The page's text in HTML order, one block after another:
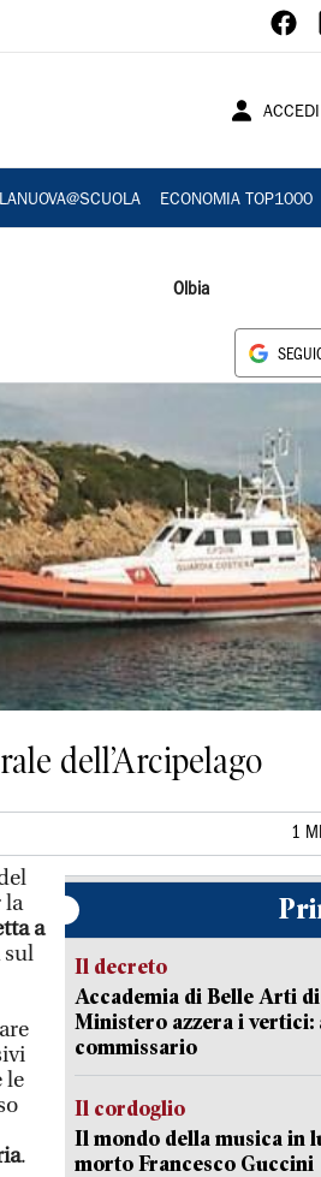
ACCEDI
LANUOVA@SCUOLA ECONOMIA TOP1000
Olbia
dell’Arcipelago
1
la
a
sul
le
.
Il decreto
Accademia di Belle Arti
Ministero azzera i vertici:
commissario
Il cordoglio
Il mondo della musica in
morto Francesco Guccini